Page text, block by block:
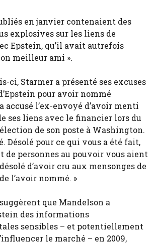
en janvier contenaient des
explosives sur les liens de
Epstein, qu’il avait autrefois
meilleur ami ».
ci, Starmer a présenté ses excuses
pour avoir nommé
accusé l’ex-envoyé d’avoir menti
ses liens avec le financier lors du
de son poste à Washington.
Désolé pour ce qui vous a été fait,
de personnes au pouvoir vous aient
d’avoir cru aux mensonges de
l’avoir nommé. »
que Mandelson a
des informations
sensibles – et potentiellement
le marché – en 2009,